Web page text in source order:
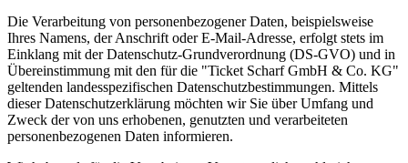
Die Verarbeitung von personenbezogener Daten, beispielsweise
Ihres Namens, der Anschrift oder E-Mail-Adresse, erfolgt stets im
Einklang mit der Datenschutz-Grundverordnung (DS-GVO) und in
Übereinstimmung mit den für die "Ticket Scharf GmbH & Co. KG"
geltenden landesspezifischen Datenschutzbestimmungen. Mittels
dieser Datenschutzerklärung möchten wir Sie über Umfang und
Zweck der von uns erhobenen, genutzten und verarbeiteten
personenbezogenen Daten informieren.